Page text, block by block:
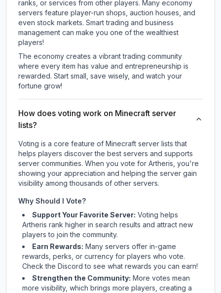
ranks, or services from other players. Many economy
servers feature player-run shops, auction houses, and
even stock markets. Smart trading and business
management can make you one of the wealthiest
players!
The economy creates a vibrant trading community
where every item has value and entrepreneurship is
rewarded. Start small, save wisely, and watch your
fortune grow!
How does voting work on Minecraft server
lists?
Voting is a core feature of Minecraft server lists that
helps players discover the best servers and supports
server communities. When you vote for Artheris, you're
showing your appreciation and helping the server gain
visibility among thousands of other servers.
Why Should I Vote?
Support Your Favorite Server: Voting helps
Artheris rank higher in search results and attract new
players to join the community.
Earn Rewards: Many servers offer in-game
rewards, perks, or currency for players who vote.
Checkthe Discord to see what rewards you can earn!
Strengthen the Community: More votes mean
more visibility, which brings more players, creating a